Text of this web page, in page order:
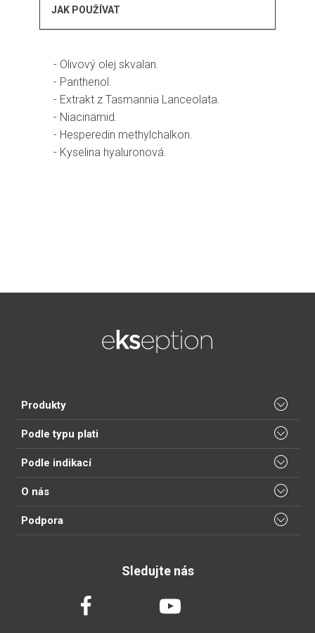
JAK POUŽÍVAT
- Olivový olej skvalan.
- Panthenol.
- Extrakt z Tasmannia Lanceolata.
- Niacinamid.
- Hesperedin methylchalkon.
- Kyselina hyaluronová.
Produkty
Podle typu plati
Podle indikací
O nás
Podpora
Sledujte nás